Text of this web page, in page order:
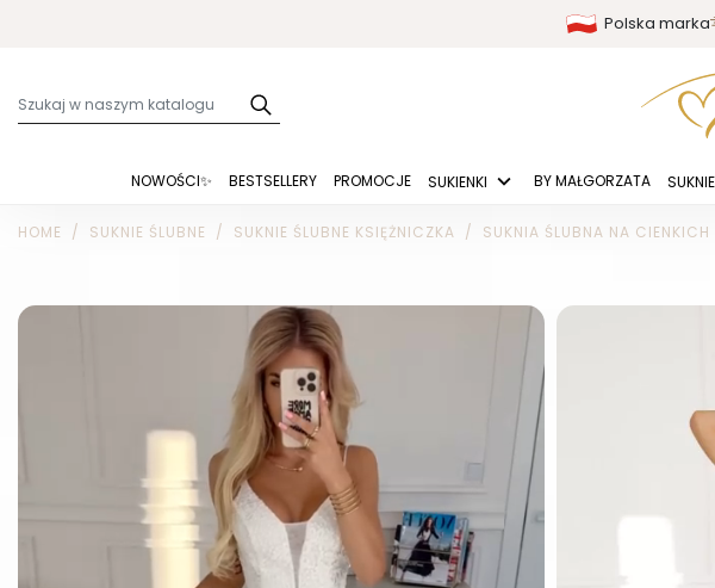
Polska marka
NOWOŚCI✨ BESTSELLERY PROMOCJE SUKIENKI BY MAŁGORZATA
HOME SUKNIE ŚLUBNE SUKNIE ŚLUBNE KSIĘŻNICZKA SUKNIA ŚLUBNA NA